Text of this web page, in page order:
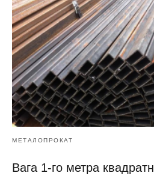
МЕТАЛОПРОКАТ
Вага 1-го метра